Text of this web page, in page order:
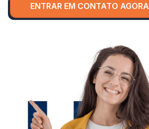
ENTRAR EM CONTATO AGORA